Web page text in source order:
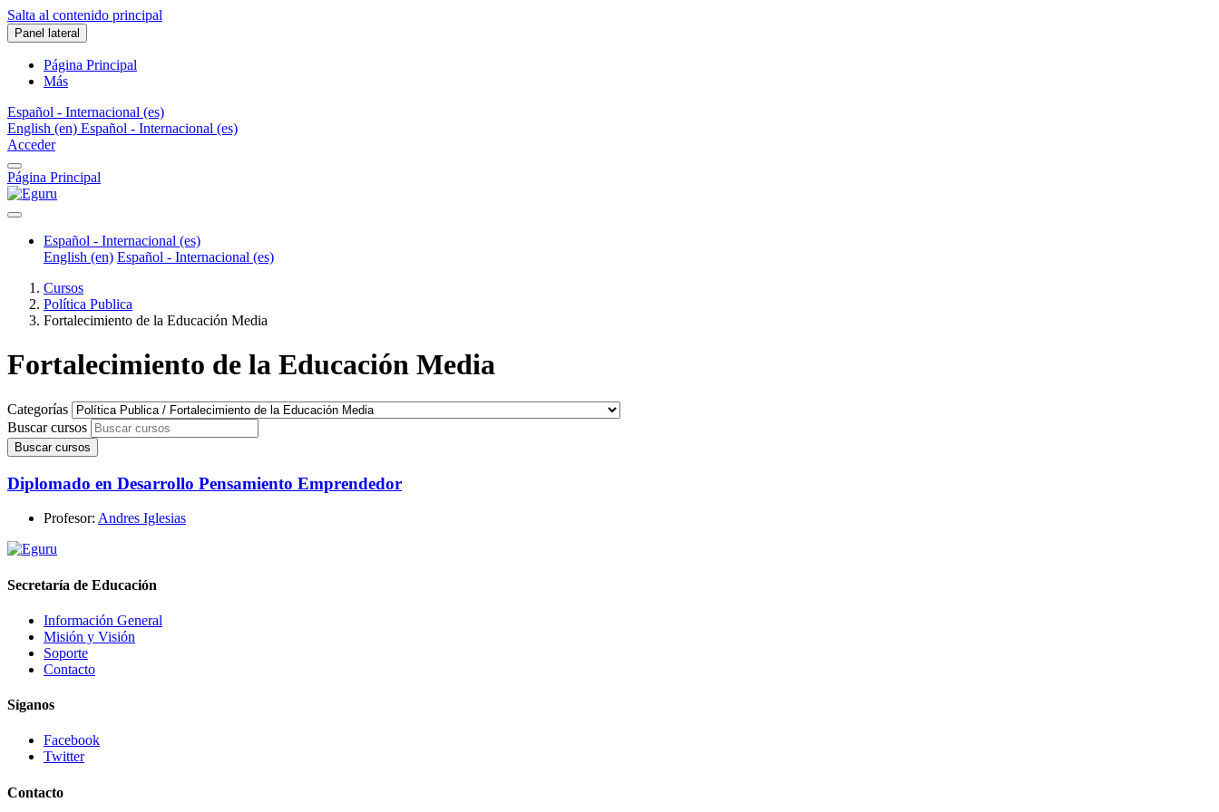
Salta al contenido principal
Panel lateral
Página Principal
Más
Español - Internacional ‎(es)‎
English ‎(en)‎ Español - Internacional ‎(es)‎
Acceder
Página Principal
Español - Internacional ‎(es)‎
English ‎(en)‎ Español - Internacional ‎(es)‎
Cursos
Política Publica
Fortalecimiento de la Educación Media
Fortalecimiento de la Educación Media
Categorías
Buscar cursos
Buscar cursos
Diplomado en Desarrollo Pensamiento Emprendedor
Profesor: Andres Iglesias
Secretaría de Educación
Información General
Misión y Visión
Soporte
Contacto
Síganos
Facebook
Twitter
Contacto